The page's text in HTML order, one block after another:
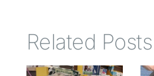
Related Posts